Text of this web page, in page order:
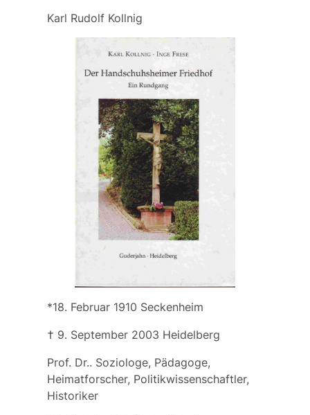
Karl Rudolf Kollnig
*18. Februar 1910 Seckenheim
† 9. September 2003 Heidelberg
Prof. Dr.. Soziologe, Pädagoge,
Heimatforscher, Politikwissenschaftler,
Historiker